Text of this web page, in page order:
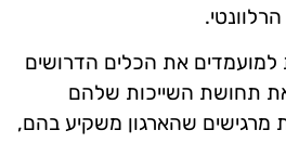
את הכלים הדרושים
תחושת השייכות שלהם
מרגישים שהארגון משקיע בהם,